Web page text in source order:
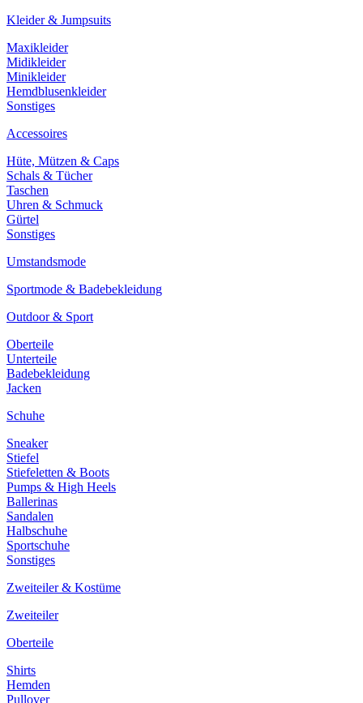
Kleider & Jumpsuits
Maxikleider
Midikleider
Minikleider
Hemdblusenkleider
Sonstiges
Accessoires
Hüte, Mützen & Caps
Schals & Tücher
Taschen
Uhren & Schmuck
Gürtel
Sonstiges
Umstandsmode
Sportmode & Badebekleidung
Outdoor & Sport
Oberteile
Unterteile
Badebekleidung
Jacken
Schuhe
Sneaker
Stiefel
Stiefeletten & Boots
Pumps & High Heels
Ballerinas
Sandalen
Halbschuhe
Sportschuhe
Sonstiges
Zweiteiler & Kostüme
Zweiteiler
Oberteile
Shirts
Hemden
Pullover